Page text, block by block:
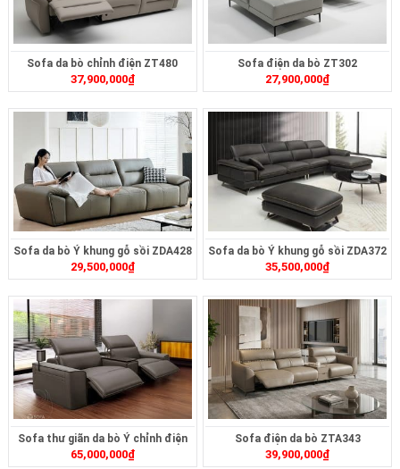
Sofa da bò chỉnh điện ZT480
37,900,000₫
Sofa điện da bò ZT302
27,900,000₫
Sofa da bò Ý khung gỗ sồi ZDA428
29,500,000₫
Sofa da bò Ý khung gỗ sồi ZDA372
35,500,000₫
Sofa thư giãn da bò Ý chỉnh điện
ZDA1562
65,000,000₫
Sofa điện da bò ZTA343
39,900,000₫